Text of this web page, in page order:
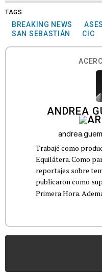
TAGS
BREAKING NEWS
SAN SEBASTIÁN
CIC
ANDREA
Trabajé como
Equilátera. Como
reportajes sobre
publicaron como
Primera Hora.